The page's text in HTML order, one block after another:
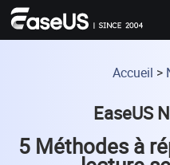
Accueil >
EaseUS
5 Méthodes à